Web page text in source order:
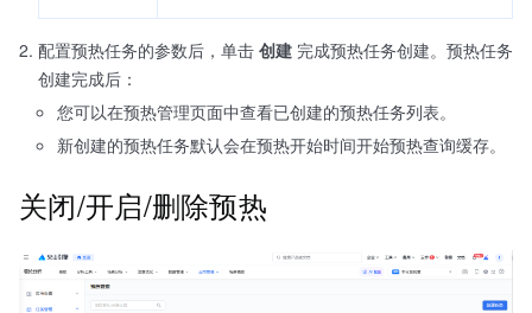
配置预热任务的参数后，单击 创建 完成预热任务创建。预热任务
创建完成后：
您可以在预热管理页面中查看已创建的预热任务列表。
新创建的预热任务默认会在预热开始时间开始预热查询缓存。
关闭/开启/删除预热